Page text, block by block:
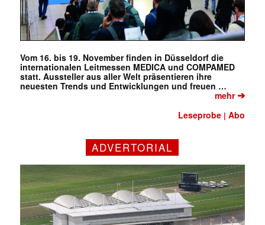
Vom 16. bis 19. November finden in Düsseldorf die
internationalen Leitmessen MEDICA und COMPAMED
statt. Aussteller aus aller Welt präsentieren ihre
neuesten Trends und Entwicklungen und freuen …
mehr➔
Leseprobe |Abo
ADVERTORIAL